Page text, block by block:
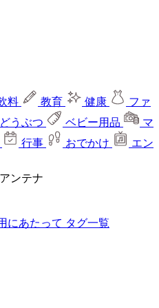
料 教育 健康
ファ
どうぶつ ベビー用品
マ
行事 おでかけ
エン
ンテナ
にあたって タグ一覧